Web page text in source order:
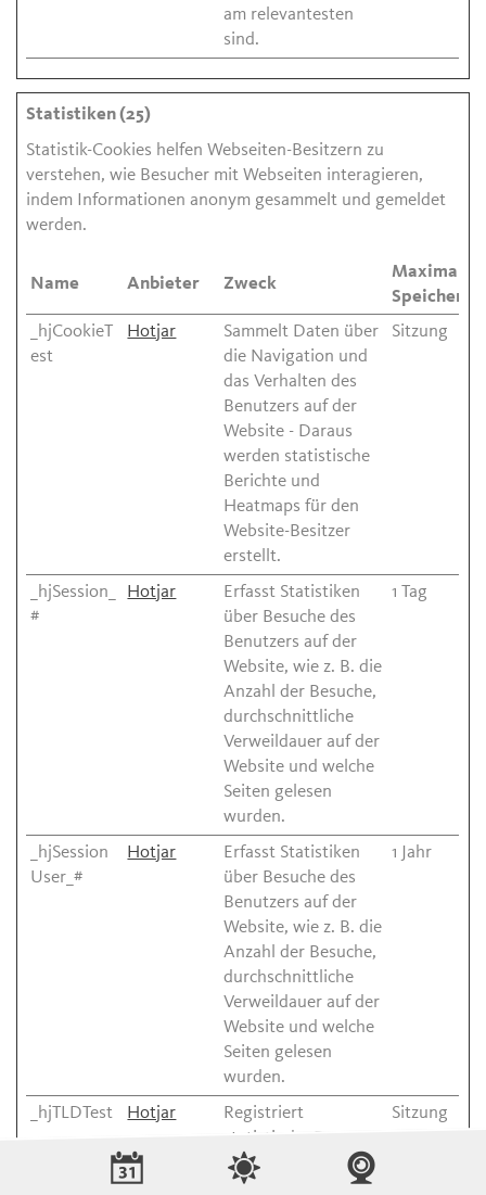
am relevantesten
sind.
Statistiken (25)
Statistik-Cookies helfen Webseiten-Besitzern zu
verstehen, wie Besucher mit Webseiten interagieren,
indem Informationen anonym gesammelt und gemeldet
werden.
Name Anbieter Zweck
Maximale
_hjCookieT
est
Hotjar
Sammelt Daten über
die Navigation und
das Verhalten des
Benutzers auf der
Website - Daraus
werden statistische
Berichte und
Heatmaps für den
Website-Besitzer
erstellt.
Sitzung
_hjSession_
#
Hotjar
Erfasst Statistiken
über Besuche des
Benutzers auf der
Website, wie z. B. die
Anzahl der Besuche,
durchschnittliche
Verweildauer auf der
Website und welche
Seiten gelesen
wurden.
1 Tag
_hjSession
User_#
Hotjar
Erfasst Statistiken
über Besuche des
Benutzers auf der
Website, wie z. B. die
Anzahl der Besuche,
durchschnittliche
Verweildauer auf der
Website und welche
Seiten gelesen
wurden.
1 Jahr
_hjTLDTest Hotjar
Registriert
statistische Daten
über das Verhalten
der Besucher auf der
Sitzung